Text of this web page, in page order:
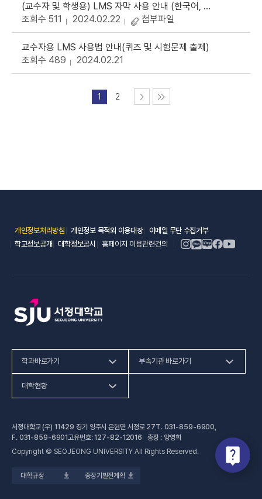
(교수자 및 학생용) LMS 자막 사용 안내 (한국어, 영어, 기타 외국어)
조회수 511
2024.02.22 첨부파일
교수자용 LMS 사용법 안내(퀴즈 및 시험문제 출제)
조회수 489
2024.02.21
1 2
개인정보처리방침(새 창 열림)
개인정보 목적외 이용대장(새 창 열림)
이메일 무단 수집거부(새 창 열림)
학교정보공개(새 창 열림)
대학정보공시(새 창 열림)
홈페이지 이용관련건의
학과바로가기
인문사회계열
공학계열
전문기술석사
부속기관 바로가기
건강증진센터(새 창 열림)
교육혁신지원센터(새 창 열림)
대학현황
대학정보공시(새 창 열림)
업무추진비 사용내역
법정위원회 회의록
대학규정 중장기발전계획
서정대학교 (우) 11429 경기 양주시 은현면 서정로 27T. 031-859-6900
F. 031-859-6901고유번호: 127-82-12016 총장 : 양영희
Copyright © SEOJEONG UNIVERSITY All Rights Reserved.